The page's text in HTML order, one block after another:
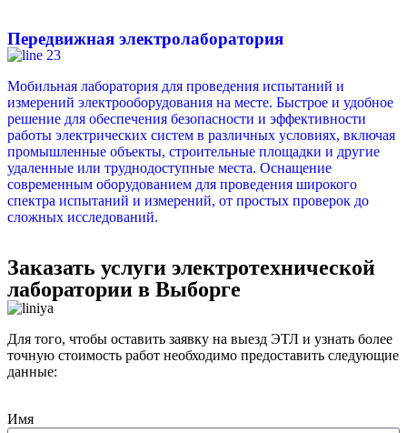
Передвижная электролаборатория
Мобильная лаборатория для проведения испытаний и
измерений электрооборудования на месте. Быстрое и удобное
решение для обеспечения безопасности и эффективности
работы электрических систем в различных условиях, включая
промышленные объекты, строительные площадки и другие
удаленные или труднодоступные места. Оснащение
современным оборудованием для проведения широкого
спектра испытаний и измерений, от простых проверок до
сложных исследований.
Заказать услуги электротехнической
лаборатории в Выборге
Для того, чтобы оставить заявку на выезд ЭТЛ и узнать более
точную стоимость работ необходимо предоставить следующие
данные:
Имя